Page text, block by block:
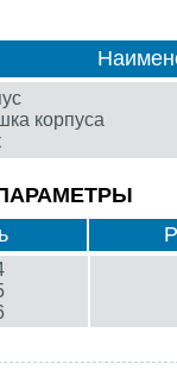
корпуса